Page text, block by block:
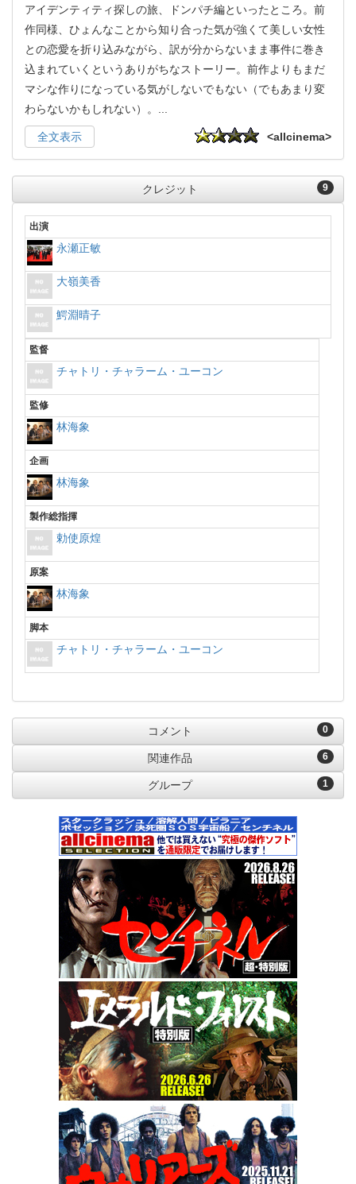
アイデンティティ探しの旅、ドンパチ編といったところ。前
作同様、ひょんなことから知り合った気が強くて美しい女性
との恋愛を折り込みながら、訳が分からないまま事件に巻き
込まれていくというありがちなストーリー。前作よりもまだ
マシな作りになっている気がしないでもない（でもあまり変
わらないかもしれない）。
全文表示 <allcinema>
9
クレジット
出演
永瀬正敏
大嶺美香
鰐淵晴子
監督
チャトリ・チャラーム・ユーコン
監修
林海象
企画
林海象
製作総指揮
勅使原煌
原案
林海象
脚本
チャトリ・チャラーム・ユーコン
0
コメント
6
関連作品
1
グループ